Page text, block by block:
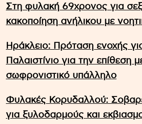
Στη φυλακή 69χρονος για
κακοποίηση ανήλικου με
Ηράκλειο: Πρόταση ενοχής
Παλαιστίνιο για την επίθεση
σωφρονιστικό υπάλληλο
Φυλακές Κορυδαλλού:
για ξυλοδαρμούς και